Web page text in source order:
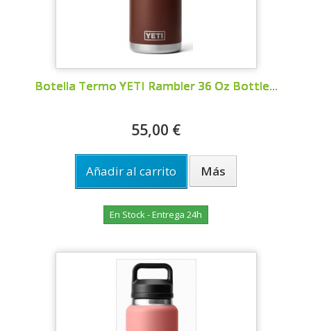
Botella Termo YETI Rambler 36 Oz Bottle...
55,00 €
Añadir al carrito Más
En Stock - Entrega 24h